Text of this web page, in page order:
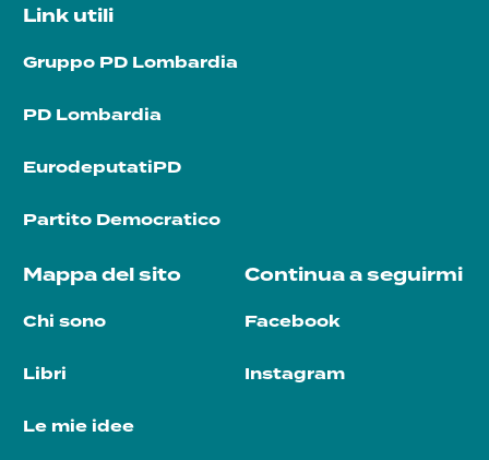
Link utili
Gruppo PD Lombardia
PD Lombardia
EurodeputatiPD
Partito Democratico
Mappa del sito
Chi sono
Libri
Le mie idee
Continua a seguirmi
Facebook
Instagram